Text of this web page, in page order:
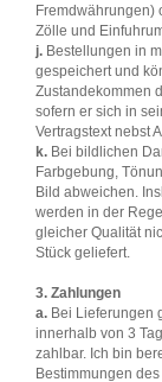
Fremdwährungen)
Zölle und
j. Bestellungen in
gespeichert und
Zustandekommen
sofern er sich in
Vertragstext nebst
k. Bei bildlichen
Farbgebung,
Bild abweichen.
werden in der
gleicher Qualität
Stück geliefert.
3. Zahlungen
a. Bei Lieferungen
innerhalb von 3
zahlbar. Ich bin
Bestimmungen